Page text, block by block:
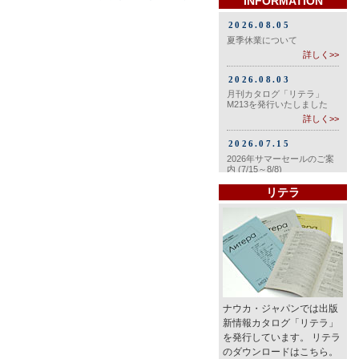
リテラ
ナウカ・ジャパンでは出版
新情報カタログ「リテラ」
を発行しています。 リテラ
のダウンロードはこちら。